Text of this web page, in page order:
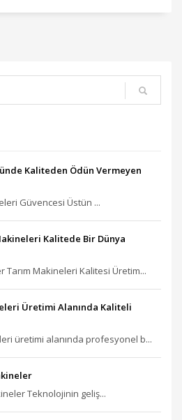
Kaliteden Ödün Vermeyen
Güvencesi Üstün ...
Kalitede Bir Dünya
Tarım Makineleri Kalitesi Üretim...
Üretimi Alanında Kaliteli
üretimi alanında profesyonel b...
Teknolojinin geliş...